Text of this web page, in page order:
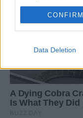
CONFIRM
Data Deletion